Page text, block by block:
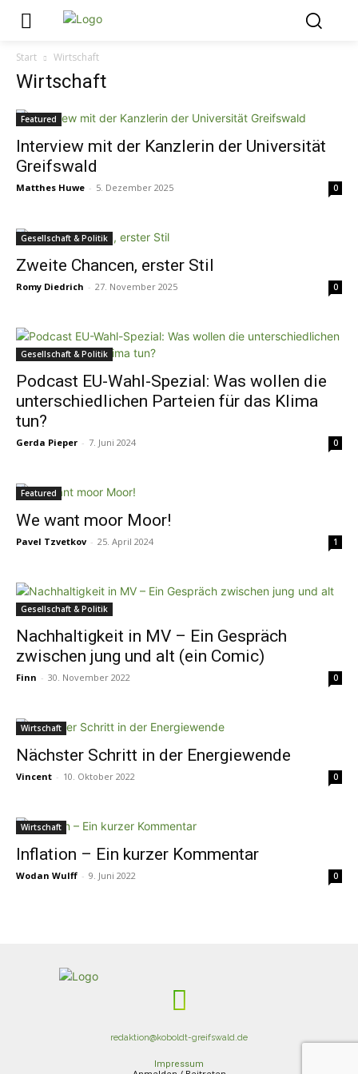
Start Wirtschaft
Wirtschaft
Featured
Interview mit der Kanzlerin der Universität
Greifswald
Matthes Huwe - 5. Dezember 2025 0
Gesellschaft & Politik
Zweite Chancen, erster Stil
Romy Diedrich - 27. November 2025 0
Gesellschaft & Politik
Podcast EU-Wahl-Spezial: Was wollen die
unterschiedlichen Parteien für das Klima
tun?
Gerda Pieper - 7. Juni 2024 0
Featured
We want moor Moor!
Pavel Tzvetkov - 25. April 2024 1
Gesellschaft & Politik
Nachhaltigkeit in MV – Ein Gespräch
zwischen jung und alt (ein Comic)
Finn - 30. November 2022 0
Wirtschaft
Nächster Schritt in der Energiewende
Vincent - 10. Oktober 2022 0
Wirtschaft
Inflation – Ein kurzer Kommentar
Wodan Wulff - 9. Juni 2022 0
redaktion@koboldt-greifswald.de
Impressum